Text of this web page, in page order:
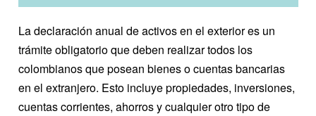
La declaración anual de activos en el exterior es un
trámite obligatorio que deben realizar todos los
colombianos que posean bienes o cuentas bancarias
en el extranjero. Esto incluye propiedades, inversiones,
cuentas corrientes, ahorros y cualquier otro tipo de